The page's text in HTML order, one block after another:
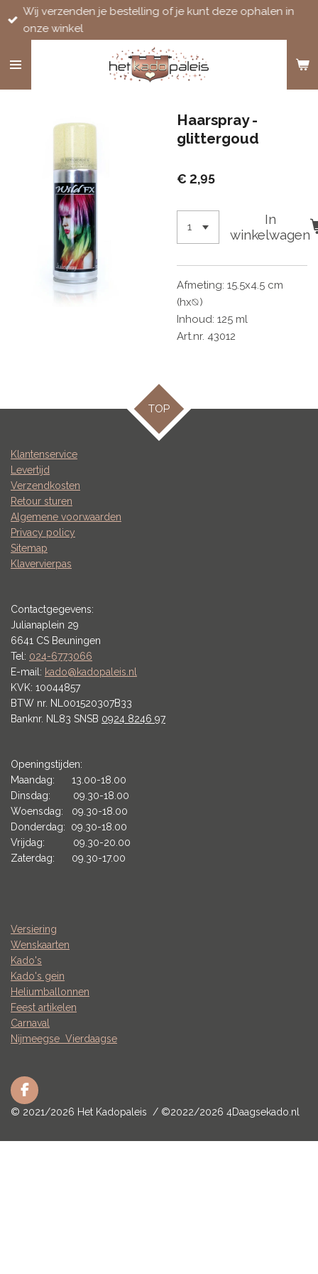
Ga
direct
de
Wij verzenden je bestelling of je kunt deze ophalen in
onze winkel
Haarspray -
glittergoud
€ 2,95
In
winkelwagen
Afmeting: 15.5x4.5 cm
(hx⦰)
Inhoud: 125 ml
Art.nr. 43012
TOP
Klantenservice
Levertijd
Verzendkosten
Retour sturen
Algemene voorwaarden
Privacy policy
Sitemap
Klavervierpas
Contactgegevens:
Julianaplein 29
6641 CS Beuningen
Tel: 024-6773066
E-mail: kado@kadopaleis.nl
KVK: 10044857
BTW nr. NL001520307B33
Banknr. NL83 SNSB 0924 8246 97
Openingstijden:
Maandag: 13.00-18.00
Dinsdag: 09.30-18.00
Woensdag: 09.30-18.00
Donderdag: 09.30-18.00
Vrijdag: 09.30-20.00
Zaterdag: 09.30-17.00
Versiering
Wenskaarten
Kado's
Kado's gein
Heliumballonnen
Feest artikelen
Carnaval
Nijmeegse Vierdaagse
F
a
© 2021/2026 Het Kadopaleis / ©2022/2026 4Daagsekado.nl